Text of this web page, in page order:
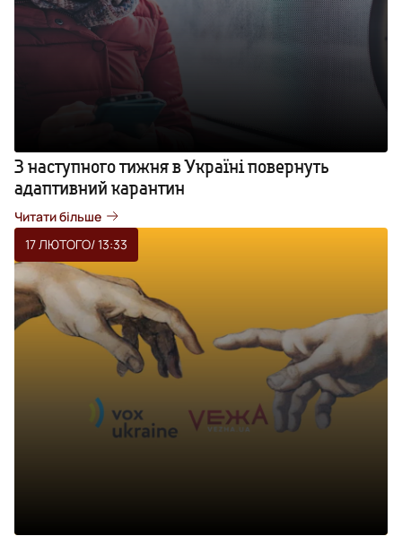
З наступного тижня в Україні повернуть
адаптивний карантин
Читати більше
17 ЛЮТОГО/ 13:33